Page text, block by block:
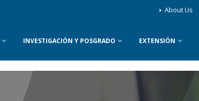
About Us
INVESTIGACIÓN Y POSGRADO EXTENSIÓN